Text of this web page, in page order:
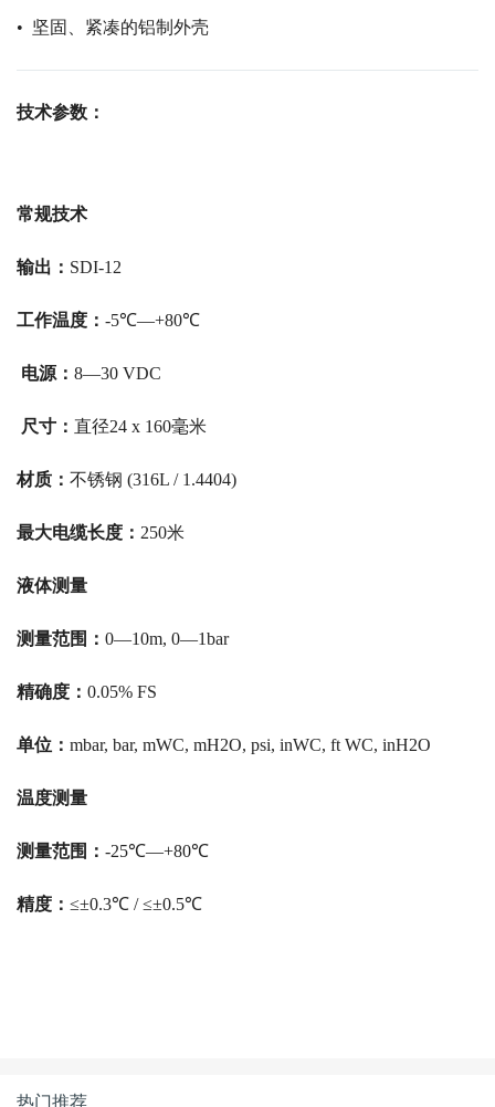
• 坚固、紧凑的铝制外壳
技术参数：
常规技术
输出： SDI-12
工作温度： -5℃—+80℃
电源： 8—30 VDC
尺寸： 直径24 x 160毫米
材质： 不锈钢 (316L / 1.4404)
最大电缆长度： 250米
液体测量
测量范围： 0—10m, 0—1bar
精确度： 0.05% FS
单位： mbar, bar, mWC, mH2O, psi, inWC, ft WC, inH2O
温度测量
测量范围： -25℃—+80℃
精度： ≤±0.3℃ / ≤±0.5℃
热门推荐